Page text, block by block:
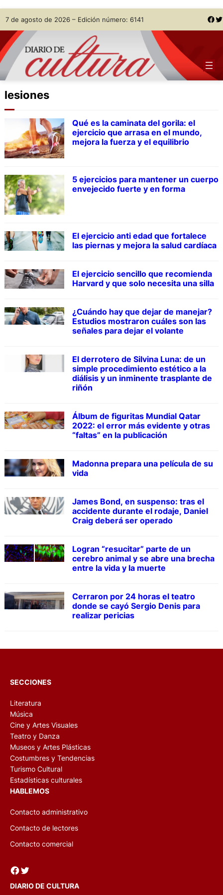
Skip
to
content
7 de agosto de 2026 – Edición número: 6141 Facebook Twitter
lesiones
Qué es la caminata del gorila: el
ejercicio que arrasa en el mundo,
mejora la fuerza y el equilibrio
5 ejercicios para mantener un cuerpo
envejecido fuerte y en forma
El ejercicio anti edad que fortalece
las piernas y mejora la salud cardíaca
El ejercicio sencillo que recomienda
Harvard y que solo necesita una silla
¿Cuándo hay que dejar de manejar?
Estudios mostraron cuáles son las
señales para dejar el volante
El derrotero de Silvina Luna: de un
simple procedimiento estético a la
diálisis y un inminente trasplante de
riñón
Álbum de figuritas Mundial Qatar
2022: el error más evidente y otras
“faltas” en la publicación
Madonna prepara una película de su
vida
James Bond, en suspenso: tras el
accidente durante el rodaje, Daniel
Craig deberá ser operado
Logran “resucitar” parte de un
cerebro animal y se abre una brecha
entre la vida y la muerte
Cerraron por 24 horas el teatro
donde se cayó Sergio Denis para
realizar pericias
SECCIONES
Literatura
Música
Cine y Artes Visuales
Teatro y Danza
Museos y Artes Plásticas
Costumbres y Tendencias
Turismo Cultural
Estadísticas culturales
HABLEMOS
Contacto administrativo
Contacto de lectores
Contacto comercial
Facebook Twitter
DIARIO DE CULTURA